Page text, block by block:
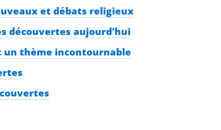
et débats religieux
découvertes aujourd’hui
un thème incontournable